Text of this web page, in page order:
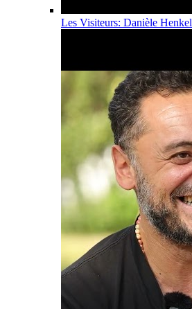
Les Visiteurs: Danièle Henkel